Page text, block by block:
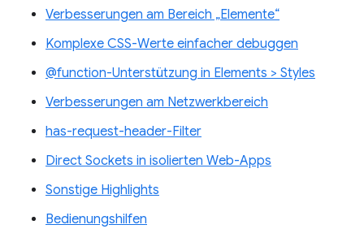
Verbesserungen am Bereich „Elemente“
Komplexe CSS-Werte einfacher debuggen
@function-Unterstützung in Elements > Styles
Verbesserungen am Netzwerkbereich
has-request-header-Filter
Direct Sockets in isolierten Web-Apps
Sonstige Highlights
Bedienungshilfen